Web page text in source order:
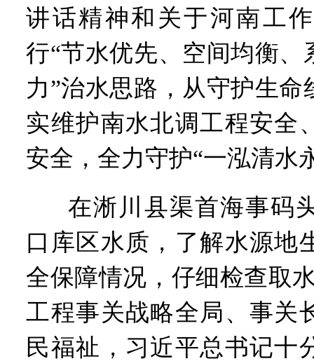
“建设社会主义现代化强国
豫篮联赛结束第十七轮争夺
算力，正在重新“耕种”中原
河南省二十条硬核举措出炉
河南省主汛期防汛抗旱工
“从根本上改变了中国人
讲话精神和关于河南工
行“节水优先、空间均衡、
力”治水思路，从守护生
实维护南水北调工程安全
安全，全力守护“一泓清水
在淅川县渠首海事码
口库区水质，了解水源地
全保障情况，仔细检查取
工程事关战略全局、事关
民福祉，习近平总书记十